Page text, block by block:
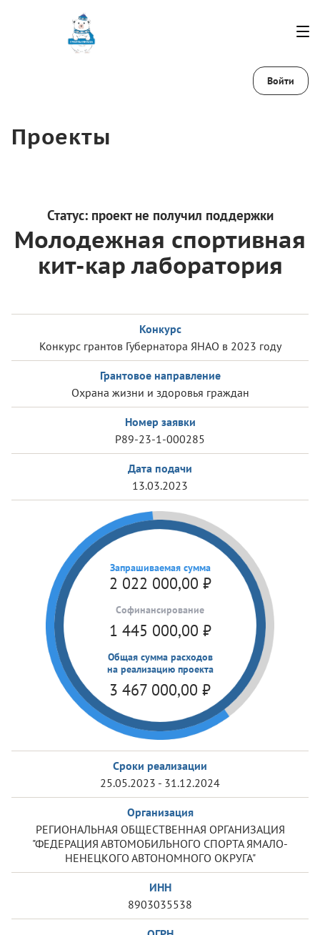
Войти
Проекты
Статус: проект не получил поддержки
Молодежная спортивная
кит-кар лаборатория
Конкурс
Конкурс грантов Губернатора ЯНАО в 2023 году
Грантовое направление
Охрана жизни и здоровья граждан
Номер заявки
Р89-23-1-000285
Дата подачи
13.03.2023
Запрашиваемая сумма
2 022 000,00 ₽
Cофинансирование
1 445 000,00 ₽
Общая сумма расходов
на реализацию проекта
3 467 000,00 ₽
Сроки реализации
25.05.2023 - 31.12.2024
Организация
РЕГИОНАЛЬНАЯ ОБЩЕСТВЕННАЯ ОРГАНИЗАЦИЯ
"ФЕДЕРАЦИЯ АВТОМОБИЛЬНОГО СПОРТА ЯМАЛО-
НЕНЕЦКОГО АВТОНОМНОГО ОКРУГА"
ИНН
8903035538